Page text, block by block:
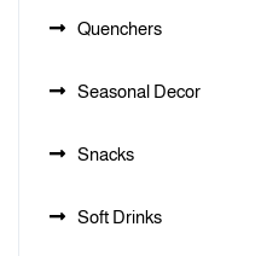
Quenchers
Seasonal Decor
Snacks
Soft Drinks